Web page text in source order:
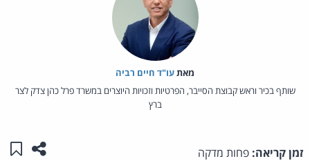
מאת‏עו"ד חיים רביה
שותף בכיר וראש קבוצת הסייבר, הפרטיות וזכויות היוצרים במשרד פרל כהן צדק לצר
ברץ
זמן קריאה: פחות מדקה שתפו